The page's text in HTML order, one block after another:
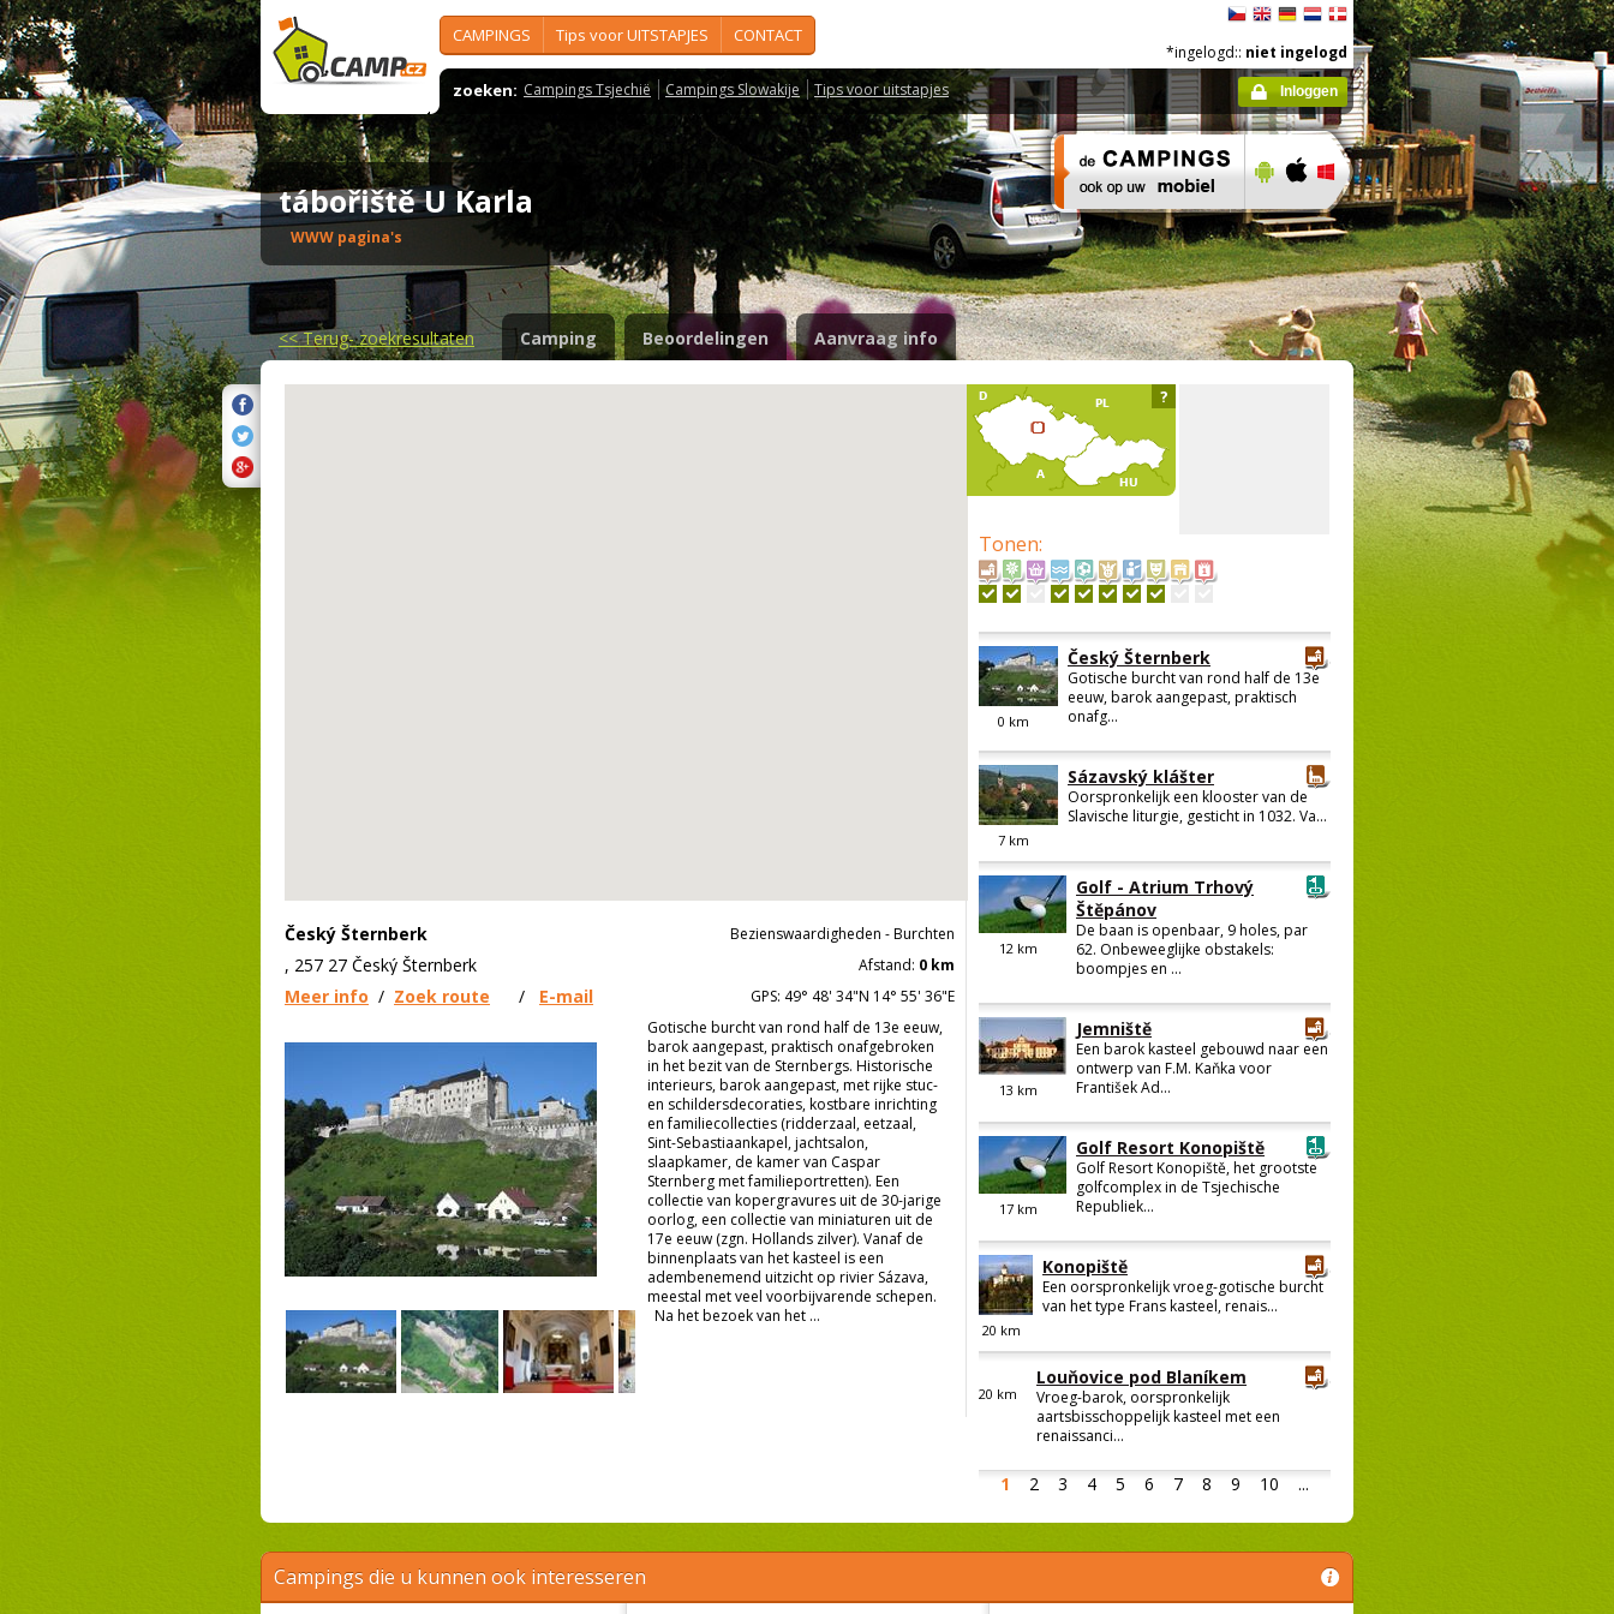
CAMPINGS Tips voor UITSTAPJES CONTACT
zoeken: Campings Tsjechië Campings Slowakije Tips voor uitstapjes
*ingelogd:: niet ingelogd
Inloggen
tábořiště U Karla
WWW pagina's
<<Terug- zoekresultaten Camping Beoordelingen Aanvraag info
?
Český Šternberk
, 257 27 Český Šternberk
Meer info / Zoek route / E-mail
Bezienswaardigheden - Burchten
Afstand: 0 km
GPS: 49° 48' 34"N 14° 55' 36"E
Gotische burcht van rond half de 13e eeuw,
barok aangepast, praktisch onafgebroken
in het bezit van de Sternbergs. Historische
interieurs, barok aangepast, met rijke stuc-
en schildersdecoraties, kostbare inrichting
en familiecollecties (ridderzaal, eetzaal,
Sint-Sebastiaankapel, jachtsalon,
slaapkamer, de kamer van Caspar
Sternberg met familieportretten). Een
collectie van kopergravures uit de 30-jarige
oorlog, een collectie van miniaturen uit de
17e eeuw (zgn. Hollands zilver). Vanaf de
binnenplaats van het kasteel is een
adembenemend uitzicht op rivier Sázava,
meestal met veel voorbijvarende schepen.
Na het bezoek van het ...
Tonen:
1 2 3 4 5 6 7 8 9 10 ...
0 km
Český Šternberk
Gotische burcht van rond half de 13e
eeuw, barok aangepast, praktisch
onafg...
7 km
Sázavský klášter
Oorspronkelijk een klooster van de
Slavische liturgie, gesticht in 1032. Va...
12km
Golf - Atrium Trhový
Štěpánov
De baan is openbaar, 9 holes, par
62. Onbeweeglijke obstakels:
boompjes en ...
13 km
Jemniště
Een barok kasteel gebouwd naar een
ontwerp van F.M. Kaňka voor
František Ad...
17km
Golf Resort Konopiště
Golf Resort Konopiště, het grootste
golfcomplex in de Tsjechische
Republiek...
20 km
Konopiště
Een oorspronkelijk vroeg-gotische burcht
van het type Frans kasteel, renais...
20 km
Louňovice pod Blaníkem
Vroeg-barok, oorspronkelijk
aartsbisschoppelijk kasteel met een
renaissanci...
Campings die u kunnen ook interesseren